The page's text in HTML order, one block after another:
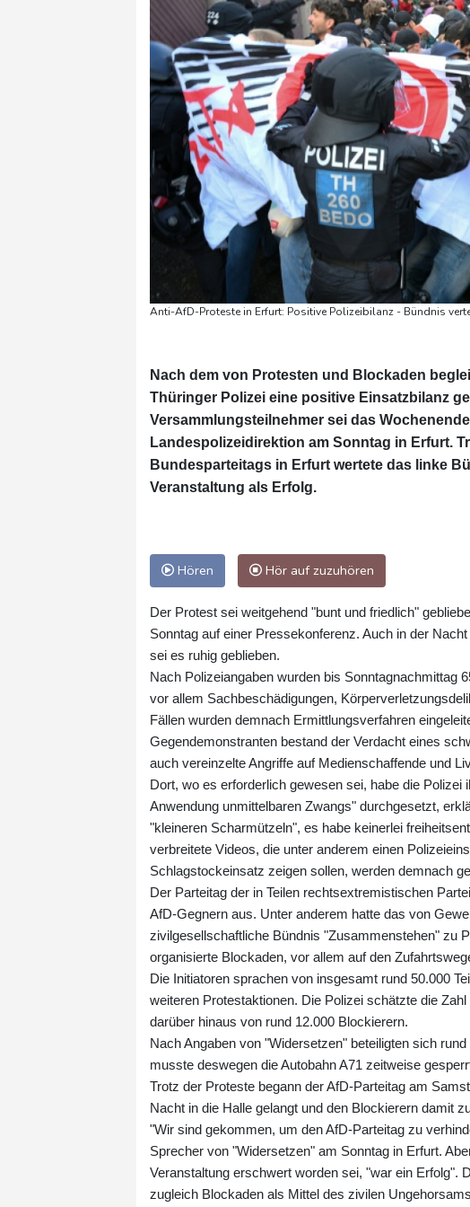
Anti-AfD-Proteste in Erfurt: Positive Polizeibilanz - Bündnis
Nach dem von Protesten und Blockaden
Thüringer Polizei eine positive Einsatzbilanz
Versammlungsteilnehmer sei das
Landespolizeidirektion am Sonntag in Erfurt.
Bundesparteitags in Erfurt wertete das linke
Veranstaltung als Erfolg.
Hören Hör auf zuzuhören
Der Protest sei weitgehend "bunt und friedlich"
Sonntag auf einer Pressekonferenz. Auch in der
sei es ruhig geblieben.
Nach Polizeiangaben wurden bis Sonntagnachmittag
vor allem Sachbeschädigungen,
Fällen wurden demnach Ermittlungsverfahren
Gegendemonstranten bestand der Verdacht eines
auch vereinzelte Angriffe auf Medienschaffende und
Dort, wo es erforderlich gewesen sei, habe die
Anwendung unmittelbaren Zwangs" durchgesetzt,
"kleineren Scharmützeln", es habe keinerlei
verbreitete Videos, die unter anderem einen
Schlagstockeinsatz zeigen sollen, werden demnach
Der Parteitag der in Teilen rechtsextremistischen
AfD-Gegnern aus. Unter anderem hatte das von
zivilgesellschaftliche Bündnis "Zusammenstehen" zu
organisierte Blockaden, vor allem auf den
Die Initiatoren sprachen von insgesamt rund 50.000
weiteren Protestaktionen. Die Polizei schätzte die
darüber hinaus von rund 12.000 Blockierern.
Nach Angaben von "Widersetzen" beteiligten sich
musste deswegen die Autobahn A71 zeitweise
Trotz der Proteste begann der AfD-Parteitag am
Nacht in die Halle gelangt und den Blockierern damit
"Wir sind gekommen, um den AfD-Parteitag zu
Sprecher von "Widersetzen" am Sonntag in Erfurt.
Veranstaltung erschwert worden sei, "war ein
zugleich Blockaden als Mittel des zivilen